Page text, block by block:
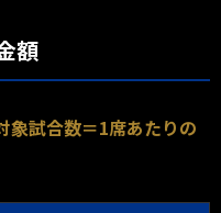
額
試合数＝1席あたりの